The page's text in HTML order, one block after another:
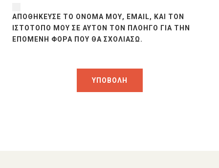
ΑΠΟΘΉΚΕΥΣΕ ΤΟ ΌΝΟΜΆ ΜΟΥ, EMAIL, ΚΑΙ ΤΟΝ
ΙΣΤΌΤΟΠΟ ΜΟΥ ΣΕ ΑΥΤΌΝ ΤΟΝ ΠΛΟΗΓΌ ΓΙΑ ΤΗΝ
ΕΠΌΜΕΝΗ ΦΟΡΆ ΠΟΥ ΘΑ ΣΧΟΛΙΆΣΩ.